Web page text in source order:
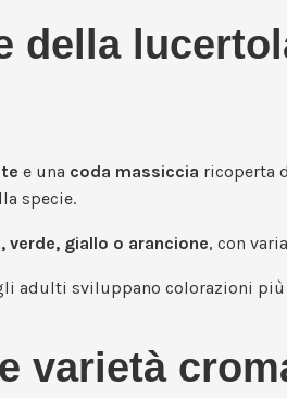
della
e una coda massiccia ricoperta
specie.
verde, giallo o arancione, con
adulti sviluppano colorazioni
varietà